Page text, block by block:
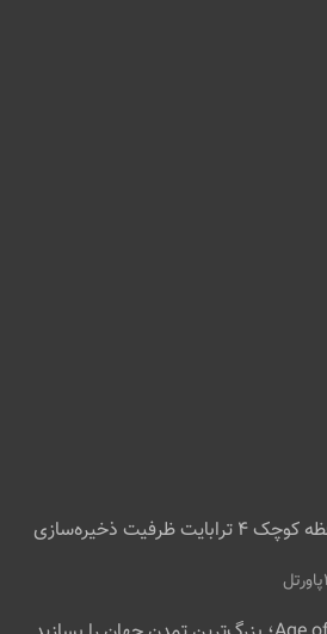
این کارت حافظه کوچک ۴ ترابایت ظرفیت ذخیره‌سازی
پاورتل